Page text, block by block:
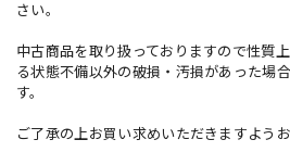
さい。
中古商品を取り扱っておりますので性質
る状態不備以外の破損・汚損があった場
す。
ご了承の上お買い求めいただきますようお